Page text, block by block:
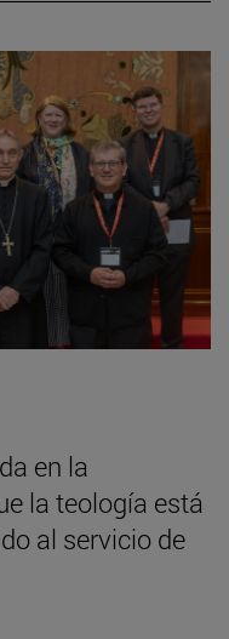
en la
la teología está
al servicio de